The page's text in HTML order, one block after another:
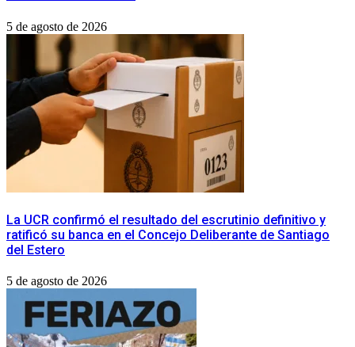
5 de agosto de 2026
La UCR confirmó el resultado del escrutinio definitivo y
ratificó su banca en el Concejo Deliberante de Santiago
del Estero
5 de agosto de 2026